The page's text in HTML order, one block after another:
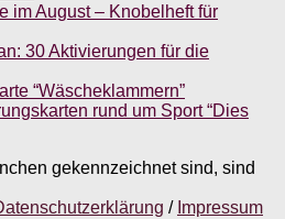
im August – Knobelheft für
30 Aktivierungen für die
“Wäscheklammern”
rund um Sport “Dies
gekennzeichnet sind, sind
/ Impressum